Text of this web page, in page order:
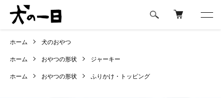
ホーム 犬のおやつ
ホーム おやつの形状 ジャーキー
ホーム おやつの形状 ふりかけ・トッピング